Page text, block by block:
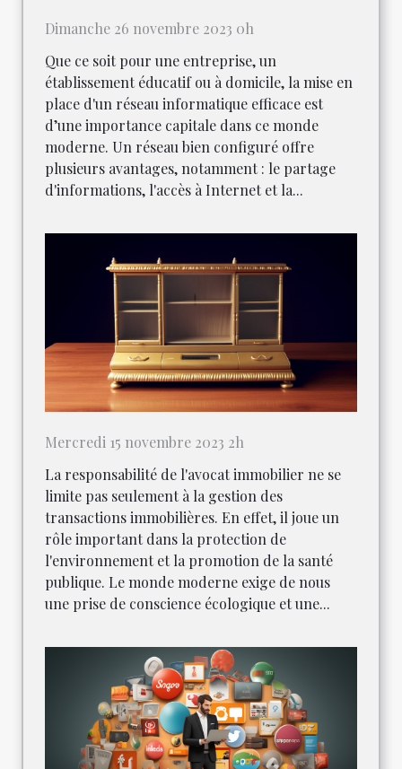
Dimanche 26 novembre 2023 0h
Que ce soit pour une entreprise, un
établissement éducatif ou à domicile, la mise en
place d'un réseau informatique efficace est
d’une importance capitale dans ce monde
moderne. Un réseau bien configuré offre
plusieurs avantages, notamment : le partage
d'informations, l'accès à Internet et la...
Mercredi 15 novembre 2023 2h
La responsabilité de l'avocat immobilier ne se
limite pas seulement à la gestion des
transactions immobilières. En effet, il joue un
rôle important dans la protection de
l'environnement et la promotion de la santé
publique. Le monde moderne exige de nous
une prise de conscience écologique et une...